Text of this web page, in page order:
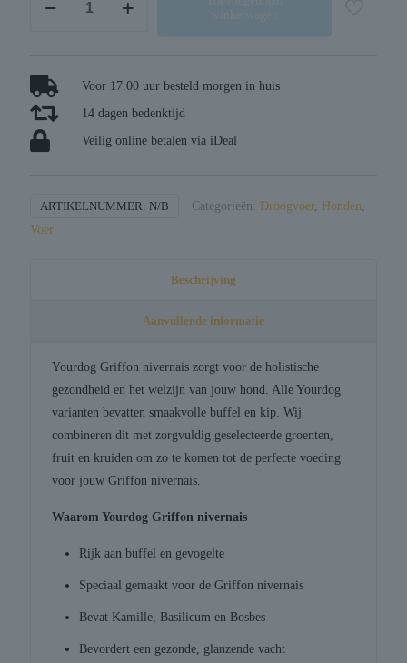
aantal
Voor 17.00 uur besteld morgen in huis
14 dagen bedenktijd
Veilig online betalen via iDeal
ARTIKELNUMMER: N/B Categorieën: Droogvoer, Honden,
Voer
Beschrijving
Aanvullende informatie
Yourdog Griffon nivernais zorgt voor de holistische
gezondheid en het welzijn van jouw hond. Alle Yourdog
varianten bevatten smaakvolle buffel en kip. Wij
combineren dit met zorgvuldig geselecteerde groenten,
fruit en kruiden om zo te komen tot de perfecte voeding
voor jouw Griffon nivernais.
Waarom Yourdog Griffon nivernais
Rijk aan buffel en gevogelte
Speciaal gemaakt voor de Griffon nivernais
Bevat Kamille, Basilicum en Bosbes
Bevordert een gezonde, glanzende vacht